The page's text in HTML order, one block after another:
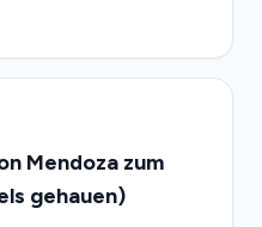
Mendoza zum
gehauen)